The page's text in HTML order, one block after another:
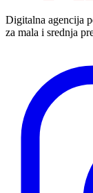
Digitalna agencija
za mala i srednja